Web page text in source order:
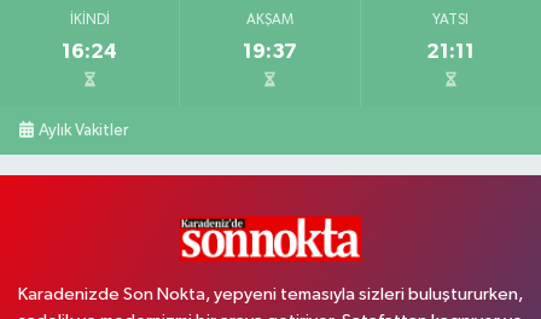
İKINDI
16:24
AKŞAM
19:37
YATSI
21:11
Aylık Vakitler
Karadenizde Son Nokta, yepyeni temasıyla sizleri buluştururken,